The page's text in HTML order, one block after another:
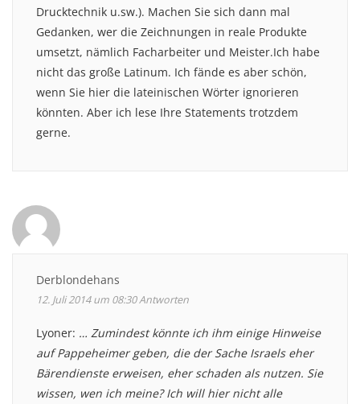
Drucktechnik u.sw.). Machen Sie sich dann mal
Gedanken, wer die Zeichnungen in reale Produkte
umsetzt, nämlich Facharbeiter und Meister.Ich habe
nicht das große Latinum. Ich fände es aber schön,
wenn Sie hier die lateinischen Wörter ignorieren
könnten. Aber ich lese Ihre Statements trotzdem
gerne.
Derblondehans
12. Juli 2014 um 08:30Antworten
Lyoner: … Zumindest könnte ich ihm einige Hinweise
auf Pappeheimer geben, die der Sache Israels eher
Bärendienste erweisen, eher schaden als nutzen. Sie
wissen, wen ich meine? Ich will hier nicht alle